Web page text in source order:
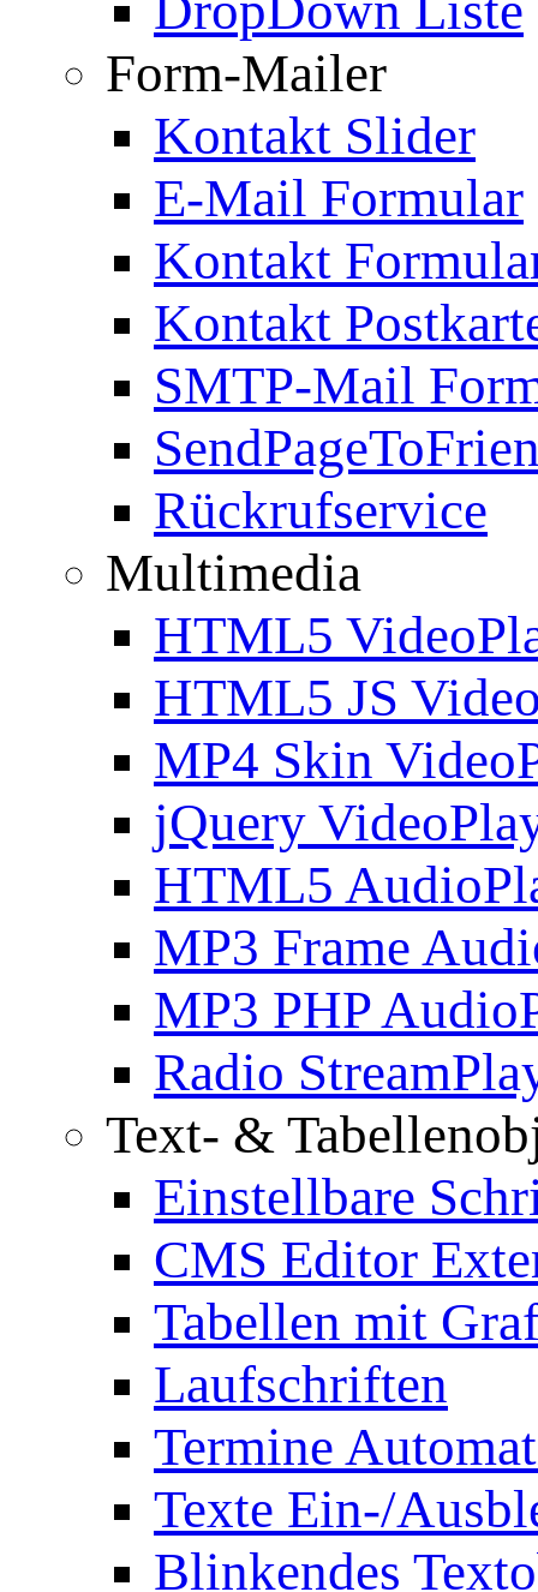
Form-Mailer
Kontakt Slider
E-Mail Formular
Kontakt
Kontakt
SMTP-Mail
Rückrufservice
Multimedia
HTML5
HTML5 JS
MP4 Skin
jQuery
HTML5
MP3 Frame
MP3 PHP
Radio
Text- &
Einstellbare
CMS Editor
Tabellen mit
Laufschriften
Termine
Texte Ein-/
Blinkendes